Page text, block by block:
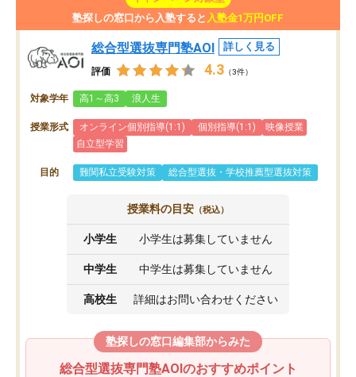
塾探しの窓口から入塾すると 入塾金1万円OFF
総合型選抜専門塾AOI 詳しく見る
評価 4.3 （3件）
対象学年 高1～高3 浪人生
授業形式 オンライン個別指導(1:1) 個別指導(1:1)
映像授業
自立型学習
目的 難関私立受験対策 総合型選抜・学校推薦型選抜対策
授業料の目安 （税込）
小学生 小学生は募集していません
中学生 中学生は募集していません
高校生 詳細はお問い合わせください
塾探しの窓口編集部からみた
総合型選抜専門塾AOIのおすすめポイント